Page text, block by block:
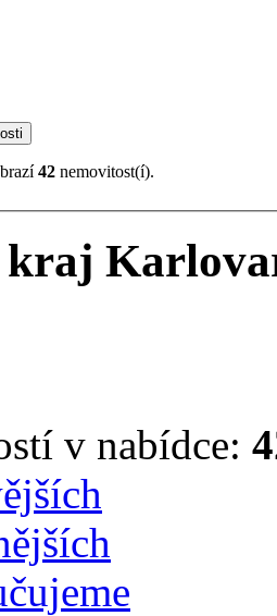
42 nemovitost(í).
v nabídce: